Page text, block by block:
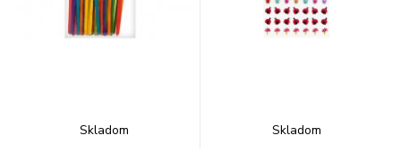
Skladom Skladom